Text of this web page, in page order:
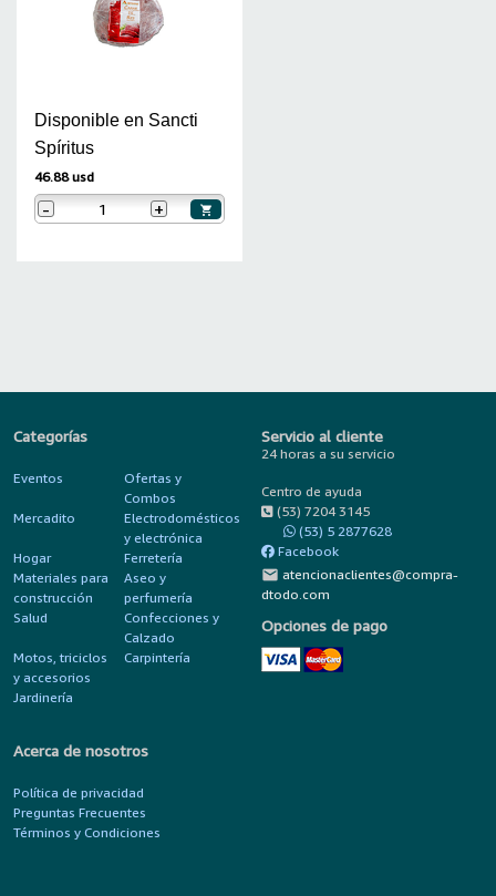
Disponible en Sancti
Spíritus
46.88 usd
- +
Categorías
Eventos
Ofertas y
Combos
Mercadito
Electrodomésticos
y electrónica
Hogar
Ferretería
Materiales para
construcción
Aseo y
perfumería
Salud
Confecciones y
Calzado
Motos, triciclos
y accesorios
Carpintería
Jardinería
Servicio al cliente
24 horas a su servicio
Centro de ayuda
(53) 7204 3145
(53) 5 2877628
Facebook
mail atencionaclientes@compra-
dtodo.com
Opciones de pago
Acerca de nosotros
Política de privacidad
Preguntas Frecuentes
Términos y Condiciones